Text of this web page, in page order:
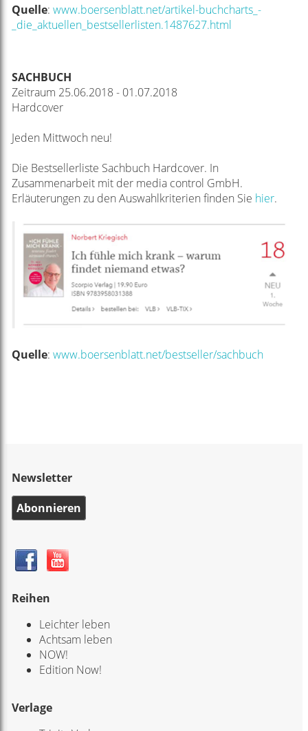
Quelle: www.boersenblatt.net/artikel-buchcharts_-
_die_aktuellen_bestsellerlisten.1487627.html
SACHBUCH
Zeitraum 25.06.2018 - 01.07.2018
Hardcover
Jeden Mittwoch neu!
Die Bestsellerliste Sachbuch Hardcover. In
Zusammenarbeit mit der media control GmbH.
Erläuterungen zu den Auswahlkriterien finden Sie hier.
Quelle: www.boersenblatt.net/bestseller/sachbuch
Newsletter
Abonnieren
Reihen
Leichter leben
Achtsam leben
NOW!
Edition Now!
Verlage